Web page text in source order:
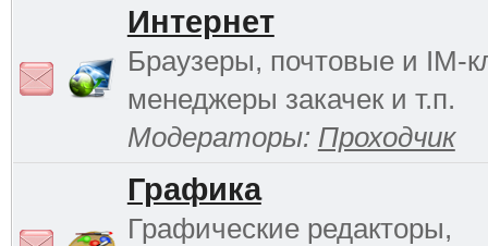
Интернет
Браузеры, почтовые и IM-
менеджеры закачек и т.п.
Модераторы: Проходчик
Графика
Графические редакторы,